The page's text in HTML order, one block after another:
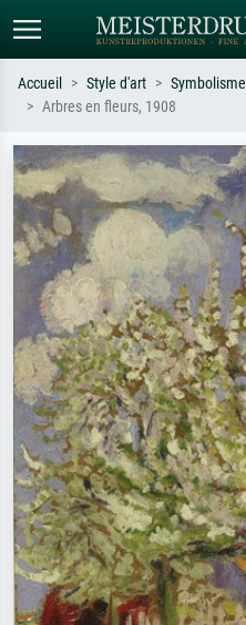
Recherchez par artiste, titre ou style –
ex. Monet, Nuit étoilée,
impressionnisme, vague de Hokusai,
nu.
Accueil Style d'art Symbolisme
Arbres en fleurs, 1908